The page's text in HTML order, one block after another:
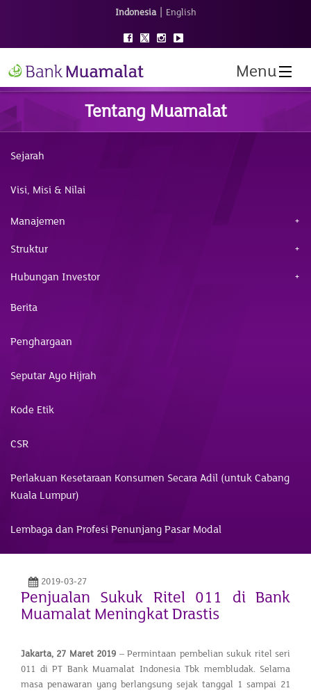
Indonesia | English
Menu
Tentang Muamalat
Sejarah
Visi, Misi & Nilai
Manajemen
Struktur
Hubungan Investor
Berita
Penghargaan
Seputar Ayo Hijrah
Kode Etik
CSR
Perlakuan Kesetaraan Konsumen Secara Adil (untuk Cabang
Kuala Lumpur)
Lembaga dan Profesi Penunjang Pasar Modal
2019-03-27
Penjualan Sukuk Ritel 011 di Bank
Muamalat Meningkat Drastis
Jakarta, 27 Maret 2019 – Permintaan pembelian sukuk ritel seri
011 di PT Bank Muamalat Indonesia Tbk membludak. Selama
masa penawaran yang berlangsung sejak tanggal 1 sampai 21